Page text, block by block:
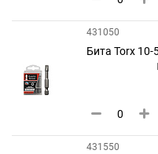
431050
Бита Torx
431550